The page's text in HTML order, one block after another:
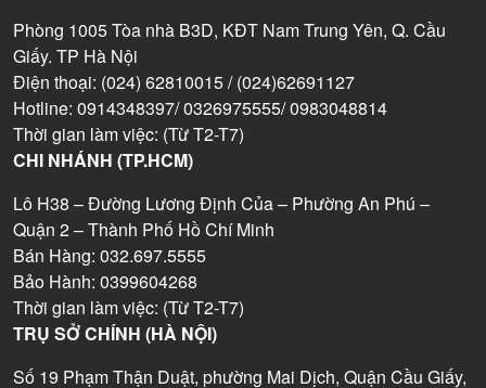
Phòng 1005 Tòa nhà B3D, KĐT Nam Trung Yên, Q. Cầu
Giấy. TP Hà Nội
Điện thoại: (024) 62810015 / (024)62691127
Hotline: 0914348397/ 0326975555/ 0983048814
Thời gian làm việc: (Từ T2-T7)
CHI NHÁNH (TP.HCM)
Lô H38 – Đường Lương Định Của – Phường An Phú –
Quận 2 – Thành Phố Hồ Chí Minh
Bán Hàng: 032.697.5555
Bảo Hành: 0399604268
Thời gian làm việc: (Từ T2-T7)
TRỤ SỞ CHÍNH (HÀ NỘI)
Số 19 Phạm Thận Duật, phường Mai Dịch, Quận Cầu Giấy,